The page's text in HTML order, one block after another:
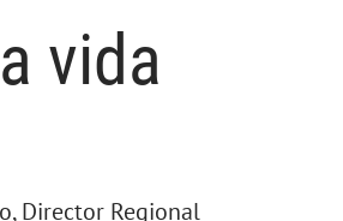
vida
Director Regional